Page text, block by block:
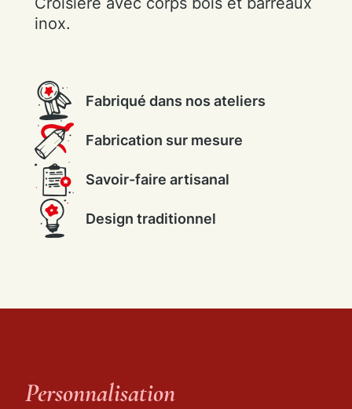
inox.
Fabriqué dans nos ateliers
Fabrication sur mesure
Savoir-faire artisanal
Design traditionnel
Personnalisation